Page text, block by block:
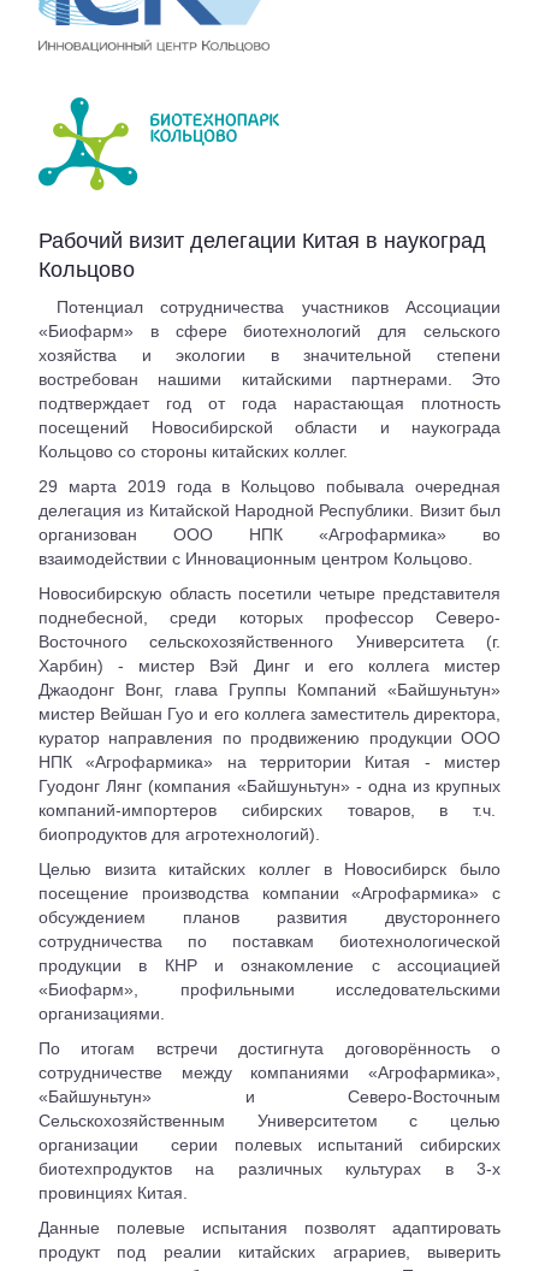
Рабочий визит делегации Китая в наукоград
Кольцово
Потенциал сотрудничества участников Ассоциации
«Биофарм» в сфере биотехнологий для сельского
хозяйства и экологии в значительной степени
востребован нашими китайскими партнерами. Это
подтверждает год от года нарастающая плотность
посещений Новосибирской области и наукограда
Кольцово со стороны китайских коллег.
29 марта 2019 года в Кольцово побывала очередная
делегация из Китайской Народной Республики. Визит был
организован ООО НПК «Агрофармика» во
взаимодействии с Инновационным центром Кольцово.
Новосибирскую область посетили четыре представителя
поднебесной, среди которых профессор Северо-
Восточного сельскохозяйственного Университета (г.
Харбин) - мистер Вэй Динг и его коллега мистер
Джаодонг Вонг, глава Группы Компаний «Байшуньтун»
мистер Вейшан Гуо и его коллега заместитель директора,
куратор направления по продвижению продукции ООО
НПК «Агрофармика» на территории Китая - мистер
Гуодонг Лянг (компания «Байшуньтун» - одна из крупных
компаний-импортеров сибирских товаров, в т.ч.
биопродуктов для агротехнологий).
Целью визита китайских коллег в Новосибирск было
посещение производства компании «Агрофармика» с
обсуждением планов развития двустороннего
сотрудничества по поставкам биотехнологической
продукции в КНР и ознакомление с ассоциацией
«Биофарм», профильными исследовательскими
организациями.
По итогам встречи достигнута договорённость о
сотрудничестве между компаниями «Агрофармика»,
«Байшуньтун» и Северо-Восточным
Сельскохозяйственным Университетом с целью
организации серии полевых испытаний сибирских
биотехпродуктов на различных культурах в 3-х
провинциях Китая.
Данные полевые испытания позволят адаптировать
продукт под реалии китайских аграриев, выверить